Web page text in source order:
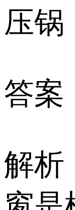
压锅
答案
解析